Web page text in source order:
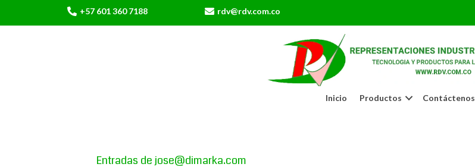
+57 601 360 7188 rdv@rdv.com.co
Inicio Productos Contáctenos
Entradas de jose@dimarka.com